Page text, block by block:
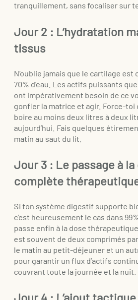
tranquillement, sans focaliser sur
Jour 2 : L’hydratation
tissus
N’oublie jamais que le cartilage est
70% d’eau. Les actifs puissants
ont impérativement besoin de ce
gonfler la matrice et agir. Force-toi
boire au moins deux litres à deux
aujourd’hui. Fais quelques
matin au saut du lit.
Jour 3 : Le passage à la
complète
Si ton système digestif supporte
c’est heureusement le cas dans
passe enfin à la dose
est souvent de deux comprimés
le matin au petit-déjeuner et un
pour garantir un flux d’actifs
couvrant toute la journée et la nuit.